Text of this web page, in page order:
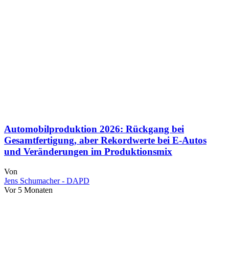
Automobilproduktion 2026: Rückgang bei
Gesamtfertigung, aber Rekordwerte bei E-Autos
und Veränderungen im Produktionsmix
Von
Jens Schumacher - DAPD
Vor 5 Monaten